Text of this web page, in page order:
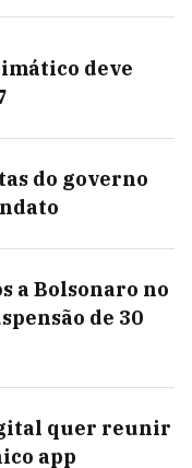
deve
do governo
a Bolsonaro no
de 30
quer reunir
app